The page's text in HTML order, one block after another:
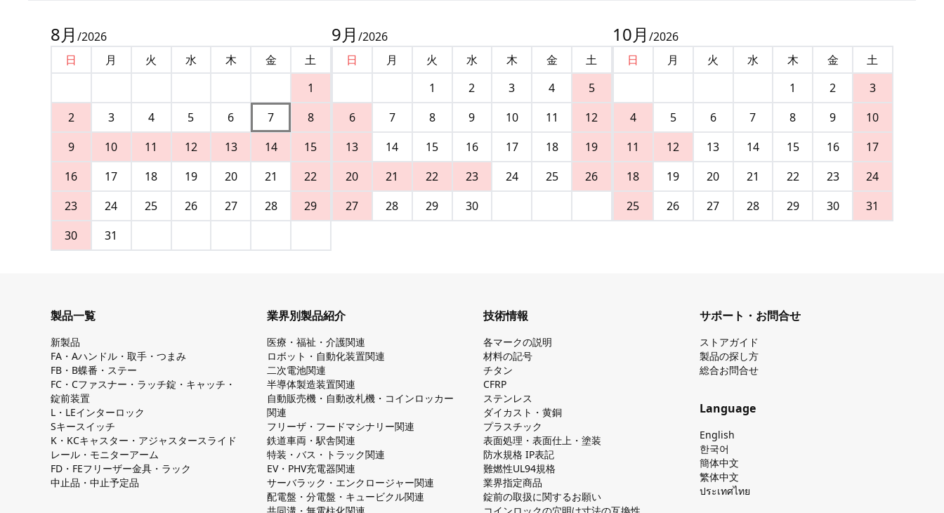
8月 /2026
日
月 火 水 木 金
土
1
2
3 4 5 6 7
8
9
10 11 12 13 14
15
16
17 18 19 20 21
22
23
24 25 26 27 28
29
30
31
9月 /2026
日
月 火 水 木 金
土
1
2 3 4
5
6
7 8 9 10 11
12
13
14 15 16 17 18
19
20
21 22 23 24 25
26
27
28 29 30
10月 /2026
日
月 火 水 木 金
土
1
2
3
4
5 6 7 8 9
10
11
12 13 14 15 16
17
18
19 20 21 22 23
24
25
26 27 28 29 30 31
製品一覧
新製品
FA・Aハンドル・取手・つまみ
FB・B蝶番・ステー
FC・Cファスナー・ラッチ錠・キャッチ・
錠前装置
L・LEインターロック
Sキースイッチ
K・KCキャスター・アジャスタースライド
レール・モニターアーム
FD・FEフリーザー金具・ラック
中止品・中止予定品
業界別製品紹介
医療・福祉・介護関連
ロボット・自動化装置関連
二次電池関連
半導体製造装置関連
自動販売機・自動改札機・コインロッカー
関連
フリーザ・フードマシナリー関連
鉄道車両・駅舎関連
特装・バス・トラック関連
EV・PHV充電器関連
サーバラック・エンクロージャー関連
配電盤・分電盤・キュービクル関連
技術情報
各マークの説明
材料の記号
チタン
CFRP
ステンレス
ダイカスト・⻩銅
プラスチック
表面処理・表面仕上・塗装
防⽔規格 IP表記
難燃性UL94規格
業界指定商品
錠前の取扱に関するお願い
サポート・お問合せ
ストアガイド
製品の探し⽅
総合お問合せ
Language
English
한국어
簡体中文
繁体中文
ประเทศไทย